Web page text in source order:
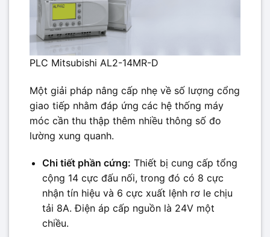
PLC Mitsubishi AL2-14MR-D
Một giải pháp nâng cấp nhẹ về số lượng cổng
giao tiếp nhằm đáp ứng các hệ thống máy
móc cần thu thập thêm nhiều thông số đo
lường xung quanh.
Chi tiết phần cứng: Thiết bị cung cấp tổng
cộng 14 cực đấu nối, trong đó có 8 cực
nhận tín hiệu và 6 cực xuất lệnh rơ le chịu
tải 8A. Điện áp cấp nguồn là 24V một
chiều.